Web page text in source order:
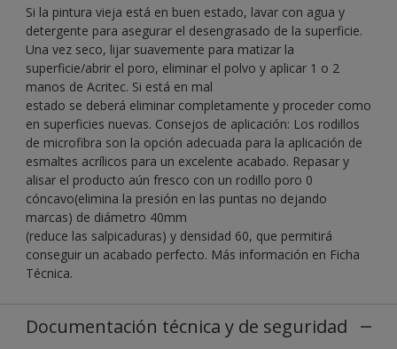
Si la pintura vieja está en buen estado, lavar con agua y
detergente para asegurar el desengrasado de la superficie.
Una vez seco, lijar suavemente para matizar la
superficie/abrir el poro, eliminar el polvo y aplicar 1 o 2
manos de Acritec. Si está en mal
estado se deberá eliminar completamente y proceder como
en superficies nuevas. Consejos de aplicación: Los rodillos
de microfibra son la opción adecuada para la aplicación de
esmaltes acrílicos para un excelente acabado. Repasar y
alisar el producto aún fresco con un rodillo poro 0
cóncavo(elimina la presión en las puntas no dejando
marcas) de diámetro 40mm
(reduce las salpicaduras) y densidad 60, que permitirá
conseguir un acabado perfecto. Más información en Ficha
Técnica.
Documentación técnica y de seguridad